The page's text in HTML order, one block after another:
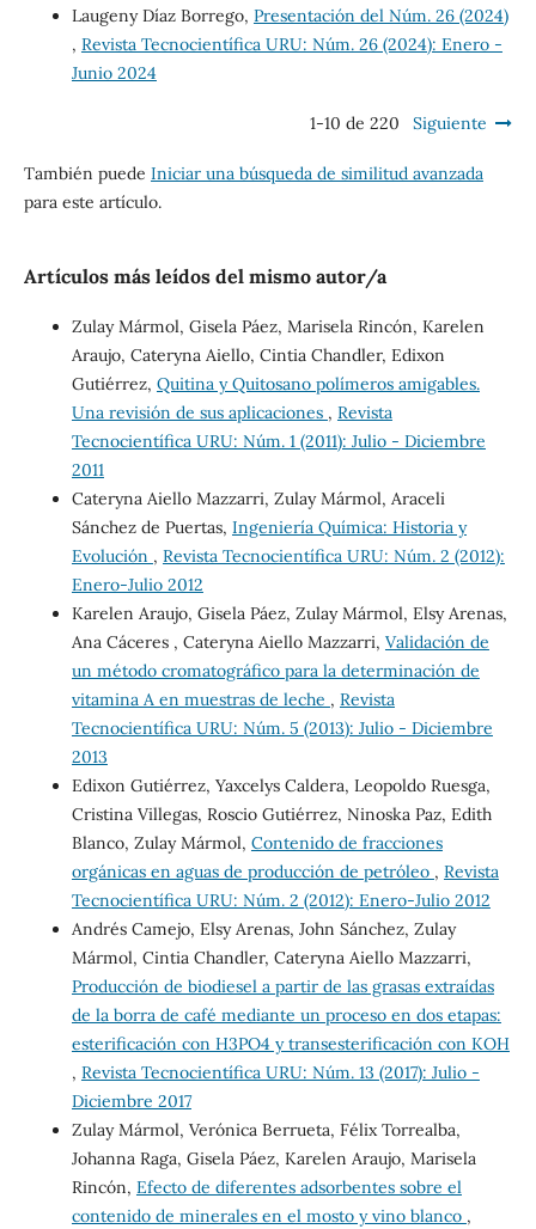
Laugeny Díaz Borrego, Presentación del Núm. 26 (2024)
, Revista Tecnocientífica URU: Núm. 26 (2024): Enero -
Junio 2024
1-10 de 220 Siguiente
También puede Iniciar una búsqueda de similitud avanzada
para este artículo.
Artículos más leídos del mismo autor/a
Zulay Mármol, Gisela Páez, Marisela Rincón, Karelen
Araujo, Cateryna Aiello, Cintia Chandler, Edixon
Gutiérrez, Quitina y Quitosano polímeros amigables.
Una revisión de sus aplicaciones , Revista
Tecnocientífica URU: Núm. 1 (2011): Julio - Diciembre
2011
Cateryna Aiello Mazzarri, Zulay Mármol, Araceli
Sánchez de Puertas, Ingeniería Química: Historia y
Evolución , Revista Tecnocientífica URU: Núm. 2 (2012):
Enero-Julio 2012
Karelen Araujo, Gisela Páez, Zulay Mármol, Elsy Arenas,
Ana Cáceres , Cateryna Aiello Mazzarri, Validación de
un método cromatográfico para la determinación de
vitamina A en muestras de leche , Revista
Tecnocientífica URU: Núm. 5 (2013): Julio - Diciembre
2013
Edixon Gutiérrez, Yaxcelys Caldera, Leopoldo Ruesga,
Cristina Villegas, Roscio Gutiérrez, Ninoska Paz, Edith
Blanco, Zulay Mármol, Contenido de fracciones
orgánicas en aguas de producción de petróleo , Revista
Tecnocientífica URU: Núm. 2 (2012): Enero-Julio 2012
Andrés Camejo, Elsy Arenas, John Sánchez, Zulay
Mármol, Cintia Chandler, Cateryna Aiello Mazzarri,
Producción de biodiesel a partir de las grasas extraídas
de la borra de café mediante un proceso en dos etapas:
esterificación con H3PO4 y transesterificación con KOH
, Revista Tecnocientífica URU: Núm. 13 (2017): Julio -
Diciembre 2017
Zulay Mármol, Verónica Berrueta, Félix Torrealba,
Johanna Raga, Gisela Páez, Karelen Araujo, Marisela
Rincón, Efecto de diferentes adsorbentes sobre el
contenido de minerales en el mosto y vino blanco ,